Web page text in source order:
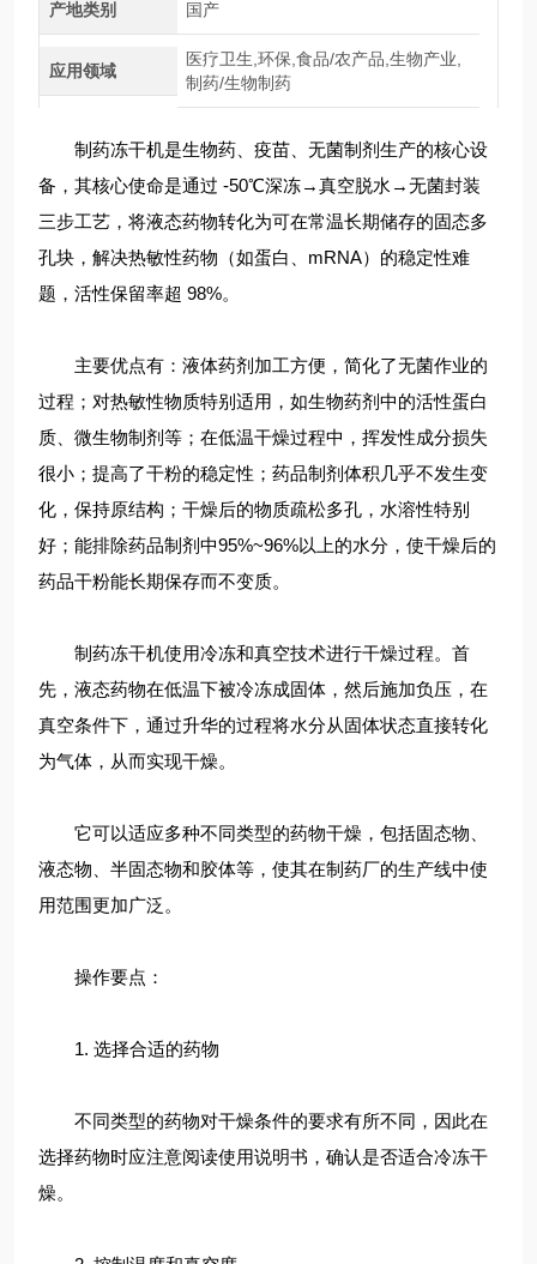
产地类别 国产
应用领域
医疗卫生,环保,食品/农产品,生物产业,
制药/生物制药
制药冻干机是生物药、疫苗、无菌制剂生产的​​核心设
备​​，其核心使命是通过 ​​-50℃深冻→真空脱水→无菌封装​​
三步工艺，将液态药物转化为可在常温长期储存的固态多
孔块，解决热敏性药物（如蛋白、mRNA）的稳定性难
题，活性保留率超 ​​98%​​。
主要优点有：液体药剂加工方便，简化了无菌作业的
过程；对热敏性物质特别适用，如生物药剂中的活性蛋白
质、微生物制剂等；在低温干燥过程中，挥发性成分损失
很小；提高了干粉的稳定性；药品制剂体积几乎不发生变
化，保持原结构；干燥后的物质疏松多孔，水溶性特别
好；能排除药品制剂中95%~96%以上的水分，使干燥后的
药品干粉能长期保存而不变质。
制药冻干机使用冷冻和真空技术进行干燥过程。首
先，液态药物在低温下被冷冻成固体，然后施加负压，在
真空条件下，通过升华的过程将水分从固体状态直接转化
为气体，从而实现干燥。
它可以适应多种不同类型的药物干燥，包括固态物、
液态物、半固态物和胶体等，使其在制药厂的生产线中使
用范围更加广泛。
操作要点：
1. 选择合适的药物
不同类型的药物对干燥条件的要求有所不同，因此在
选择药物时应注意阅读使用说明书，确认是否适合冷冻干
燥。